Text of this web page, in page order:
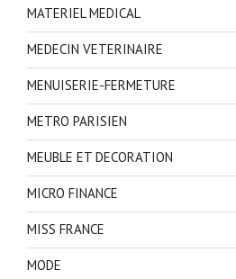
MATERIEL MEDICAL
MEDECIN VETERINAIRE
MENUISERIE-FERMETURE
METRO PARISIEN
MEUBLE ET DECORATION
MICRO FINANCE
MISS FRANCE
MODE